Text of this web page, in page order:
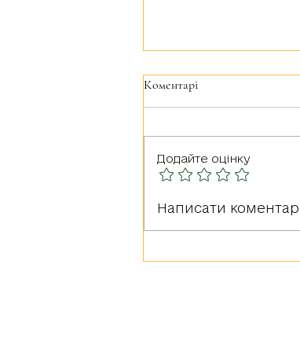
Герої серед нас: РУДА
Коментарі
Додайте оцінку
Написати коментар...